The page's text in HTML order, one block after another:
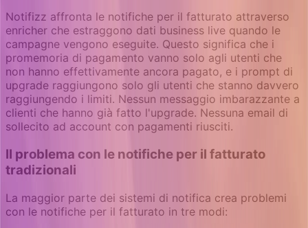
Notifizz affronta le notifiche per il fatturato attraverso
enricher che estraggono dati business live quando le
campagne vengono eseguite. Questo significa che i
promemoria di pagamento vanno solo agli utenti che
non hanno effettivamente ancora pagato, e i prompt di
upgrade raggiungono solo gli utenti che stanno davvero
raggiungendo i limiti. Nessun messaggio imbarazzante a
clienti che hanno già fatto l'upgrade. Nessuna email di
sollecito ad account con pagamenti riusciti.
Il problema con le notifiche per il fatturato
tradizionali
La maggior parte dei sistemi di notifica crea problemi
con le notifiche per il fatturato in tre modi: